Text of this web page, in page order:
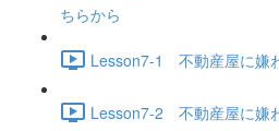
ちらから
Lesson7-1 不動産屋に嫌
Lesson7-2 不動産屋に嫌